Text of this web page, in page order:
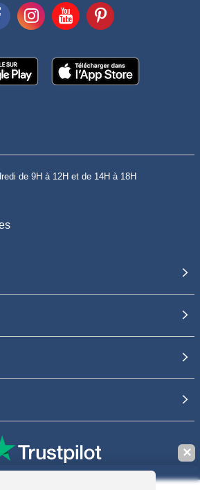
de 9H à 12H et de 14H à 18H
✕